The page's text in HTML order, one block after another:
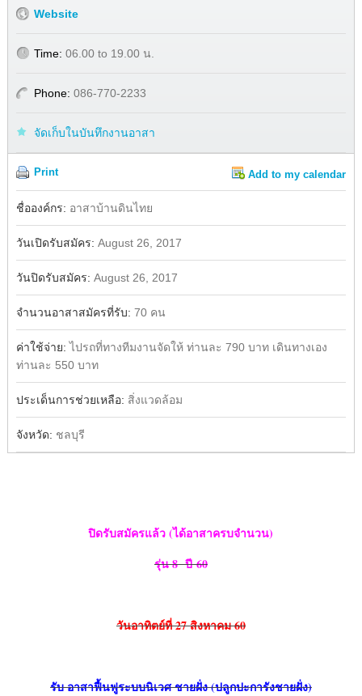
Website
Time: 06.00 to 19.00 น.
Phone: 086-770-2233
จัดเก็บในบันทึกงานอาสา
Print Add to my calendar
Facebook
ชื่อองค์กร: อาสาบ้านดินไทย
วันเปิดรับสมัคร: August 26, 2017
วันปิดรับสมัคร: August 26, 2017
จำนวนอาสาสมัครที่รับ: 70 คน
ค่าใช้จ่าย:ไปรถที่ทางทีมงานจัดให้ ท่านละ 790 บาท เดินทางเอง
ท่านละ 550 บาท
ประเด็นการช่วยเหลือ: สิ่งแวดล้อม
จังหวัด: ชลบุรี
ปิดรับสมัครแล้ว (ได้อาสาครบจำนวน)
รุ่น8 ปี 60
วันอาทิตย์ที่27 สิงหาคม 60
รับ อาสาฟื้นฟูระบบนิเวศ ชายฝั่ง(ปลูกปะการังชายฝั่ง)